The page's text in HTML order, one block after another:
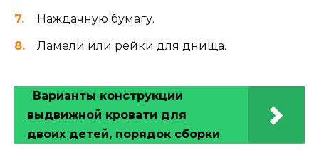
Наждачную бумагу.
Ламели или рейки для днища.
Варианты конструкции
выдвижной кровати для
двоих детей, порядок сборки